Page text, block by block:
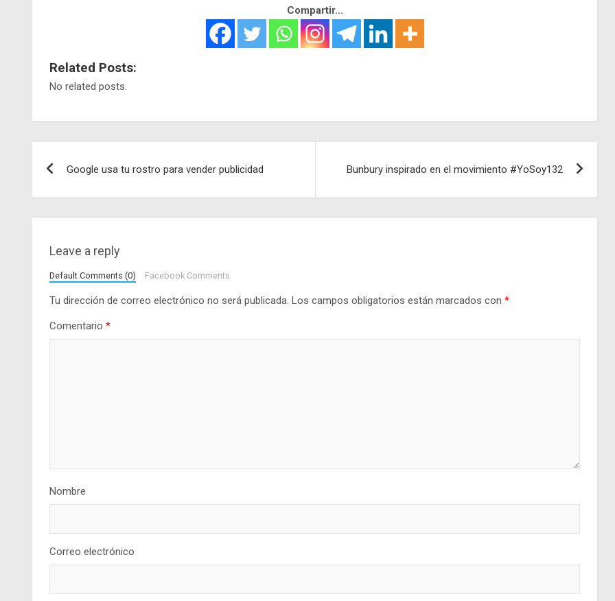
Compartir...
Related Posts:
No related posts.
Google usa tu rostro para vender publicidad Bunbury inspirado en el movimiento #YoSoy132
Leave a reply
Default Comments (0) Facebook Comments
Tu dirección de correo electrónico no será publicada. Los campos obligatorios están marcados con *
Comentario *
Nombre
Correo electrónico